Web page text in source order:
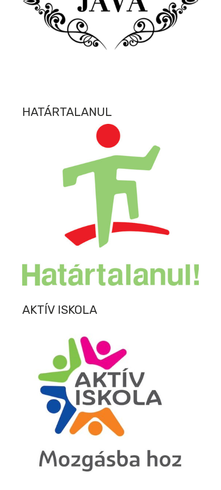
HATÁRTALANUL
AKTÍV ISKOLA